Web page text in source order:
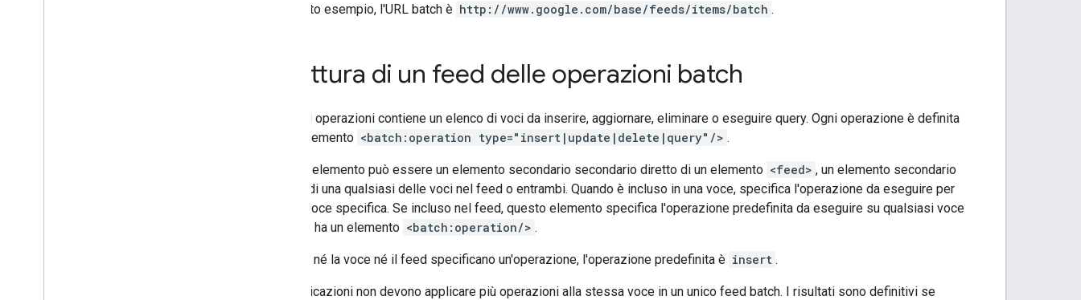
In questo esempio, l'URL batch è http://www.google.com/base/feeds/items/batch .
Scrittura di un feed delle operazioni batch
Un feed operazioni contiene un elenco di voci da inserire, aggiornare, eliminare o eseguire query. Ogni operazione è definita
da un elemento <batch:operation type="insert|update|delete|query"/> .
Questo elemento può essere un elemento secondario secondario diretto di un elemento <feed> , un elemento secondario
diretto di una qualsiasi delle voci nel feed o entrambi. Quando è incluso in una voce, specifica l'operazione da eseguire per
quella voce specifica. Se incluso nel feed, questo elemento specifica l'operazione predefinita da eseguire su qualsiasi voce
che non ha un elemento <batch:operation/> .
Quando né la voce né il feed specificano un'operazione, l'operazione predefinita è insert .
Le applicazioni non devono applicare più operazioni alla stessa voce in un unico feed batch. I risultati sono definitivi se